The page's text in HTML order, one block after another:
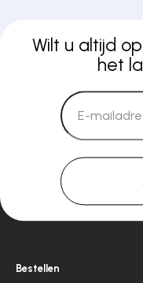
Wilt u altijd
het
Bestellen